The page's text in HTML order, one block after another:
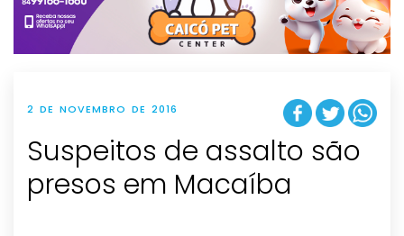
i
o
n
2 DE NOVEMBRO DE 2016
Suspeitos de assalto são
presos em Macaíba